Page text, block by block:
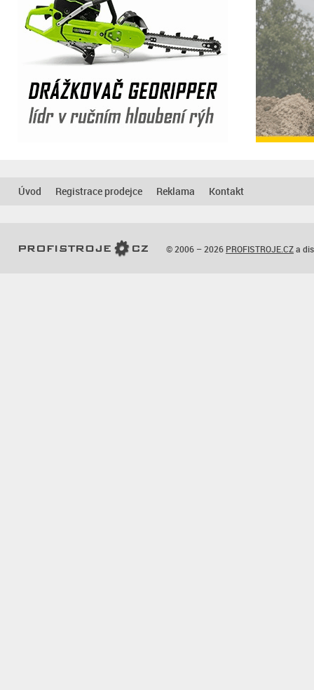
Úvod Registrace prodejce Reklama Kontakt
© 2006 – 2026 PROFISTROJE.CZa